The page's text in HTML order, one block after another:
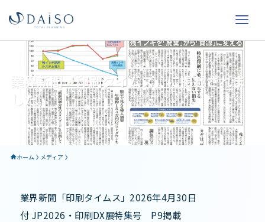
業界新聞「印刷タイムス」に掲載されま
した。
ホーム メディア
業界新聞「印刷タイムス」2026年4月30日
付 JP2026・印刷DX展特集号 P9掲載